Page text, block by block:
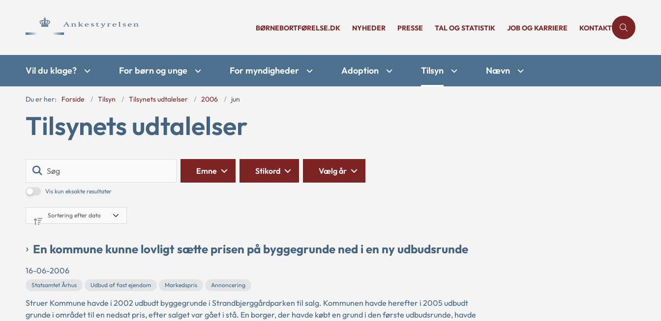
BØRNEBORTFØRELSE.DK NYHEDER PRESSE TAL OG STATISTIK JOB OG KARRIERE KONTAKT
Vil du klage? For børn og unge For myndigheder Adoption Tilsyn Nævn
Du er her: Forside Tilsyn Tilsynets udtalelser 2006 jun
Tilsynets udtalelser
Vis kun eksakte resultater
Emne Stikord Vælg år
En kommune kunne lovligt sætte prisen på byggegrunde ned i en ny udbudsrunde
16-06-2006
Statsamtet Århus Udbud af fast ejendom Markedspris Annoncering
Struer Kommune havde i 2002 udbudt byggegrunde i Strandbjerggårdparken til salg. Kommunen havde herefter i 2005 udbudt
grunde i området til en nedsat pris, efter salget var gået i stå. En borger, der havde købt en grund i den første udbudsrunde, havde